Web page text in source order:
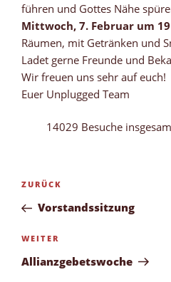
führen und Gottes Nähe
Mittwoch, 7. Februar um
Räumen, mit Getränken und
Ladet gerne Freunde und
Wir freuen uns sehr auf euch!
Euer Unplugged Team
14029 Besuche
Beitragsnavigation
Vorheriger
Beitrag
ZURÜCK
Vorstandssitzung
Nächster
Beitrag
WEITER
Allianzgebetswoche